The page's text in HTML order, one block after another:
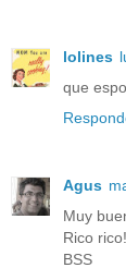
lolines
que
Agus
Muy
Rico
BSS